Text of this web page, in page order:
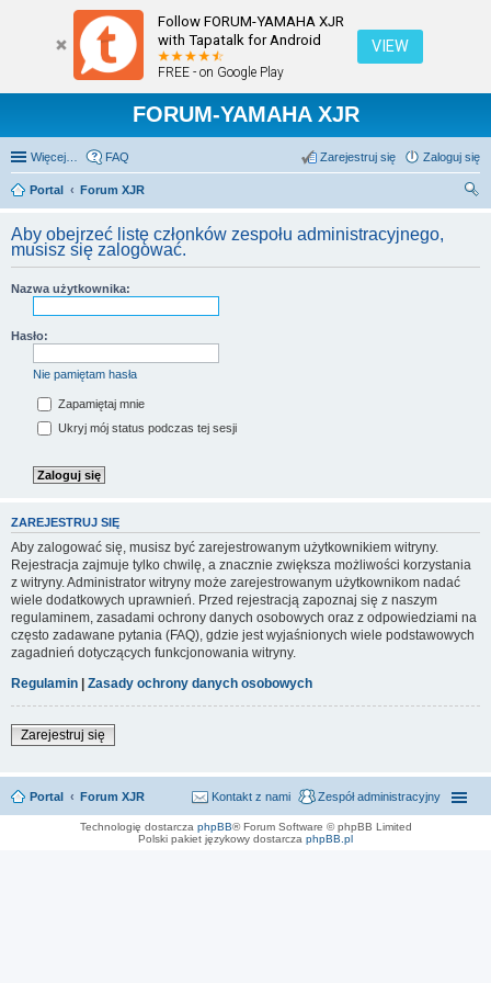
Follow FORUM-YAMAHA XJR
with Tapatalk for Android
FREE - on Google Play
VIEW
FORUM-YAMAHA XJR
Więcej… FAQ Zaloguj się
Zarejestruj się
Portal
Forum XJR
Aby obejrzeć listę członków zespołu administracyjnego,
musisz się zalogować.
Nazwa użytkownika:
Hasło:
Nie pamiętam hasła
Zapamiętaj mnie
Ukryj mój status podczas tej sesji
ZAREJESTRUJ SIĘ
Aby zalogować się, musisz być zarejestrowanym użytkownikiem witryny.
Rejestracja zajmuje tylko chwilę, a znacznie zwiększa możliwości korzystania
z witryny. Administrator witryny może zarejestrowanym użytkownikom nadać
wiele dodatkowych uprawnień. Przed rejestracją zapoznaj się z naszym
regulaminem, zasadami ochrony danych osobowych oraz z odpowiedziami na
często zadawane pytania (FAQ), gdzie jest wyjaśnionych wiele podstawowych
zagadnień dotyczących funkcjonowania witryny.
Regulamin
Zasady ochrony danych osobowych
Zarejestruj się
Portal Forum XJR Zespół administracyjny
Kontakt z nami
Technologię dostarcza phpBB® Forum Software © phpBB Limited
Polski pakiet językowy dostarcza phpBB.pl